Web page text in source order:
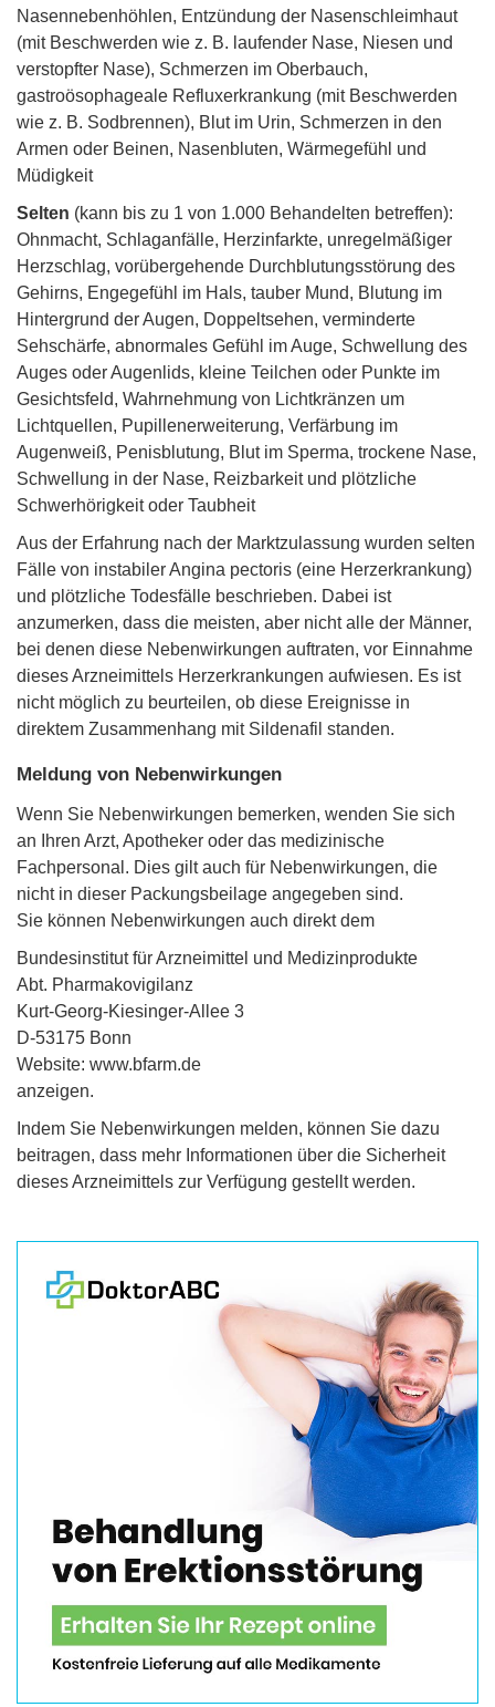
Nasennebenhöhlen, Entzündung der Nasenschleimhaut
(mit Beschwerden wie z. B. laufender Nase, Niesen und
verstopfter Nase), Schmerzen im Oberbauch,
gastroösophageale Refluxerkrankung (mit Beschwerden
wie z. B. Sodbrennen), Blut im Urin, Schmerzen in den
Armen oder Beinen, Nasenbluten, Wärmegefühl und
Müdigkeit
Selten (kann bis zu 1 von 1.000 Behandelten betreffen):
Ohnmacht, Schlaganfälle, Herzinfarkte, unregelmäßiger
Herzschlag, vorübergehende Durchblutungsstörung des
Gehirns, Engegefühl im Hals, tauber Mund, Blutung im
Hintergrund der Augen, Doppeltsehen, verminderte
Sehschärfe, abnormales Gefühl im Auge, Schwellung des
Auges oder Augenlids, kleine Teilchen oder Punkte im
Gesichtsfeld, Wahrnehmung von Lichtkränzen um
Lichtquellen, Pupillenerweiterung, Verfärbung im
Augenweiß, Penisblutung, Blut im Sperma, trockene Nase,
Schwellung in der Nase, Reizbarkeit und plötzliche
Schwerhörigkeit oder Taubheit
Aus der Erfahrung nach der Marktzulassung wurden selten
Fälle von instabiler Angina pectoris (eine Herzerkrankung)
und plötzliche Todesfälle beschrieben. Dabei ist
anzumerken, dass die meisten, aber nicht alle der Männer,
bei denen diese Nebenwirkungen auftraten, vor Einnahme
dieses Arzneimittels Herzerkrankungen aufwiesen. Es ist
nicht möglich zu beurteilen, ob diese Ereignisse in
direktem Zusammenhang mit Sildenafil standen.
Meldung von Nebenwirkungen
Wenn Sie Nebenwirkungen bemerken, wenden Sie sich
an Ihren Arzt, Apotheker oder das medizinische
Fachpersonal. Dies gilt auch für Nebenwirkungen, die
nicht in dieser Packungsbeilage angegeben sind.
Sie können Nebenwirkungen auch direkt dem
Bundesinstitut für Arzneimittel und Medizinprodukte
Abt. Pharmakovigilanz
Kurt-Georg-Kiesinger-Allee 3
D-53175 Bonn
Website: www.bfarm.de
anzeigen.
Indem Sie Nebenwirkungen melden, können Sie dazu
beitragen, dass mehr Informationen über die Sicherheit
dieses Arzneimittels zur Verfügung gestellt werden.